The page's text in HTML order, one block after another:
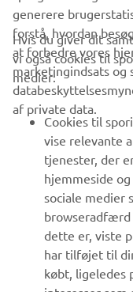
VIRKSOMHED
B2B
MERE YAMAHA
SUPPORT
NYHEDSBREV
Vær den første til at få
generere
forstå, hvordan
at forbedre vores
marketingindsats og
af private data.
Hvis du giver dit
vi også cookies til
medier:
Cookies til
vise relevante
tjenester, der
hjemmeside
sociale medier
browseradfærd
dette er, viste
har tilføjet til
købt, ligeledes
interesser som